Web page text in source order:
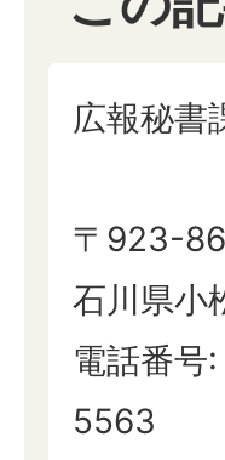
広報秘書
〒923-
石川県小
電話番
5563